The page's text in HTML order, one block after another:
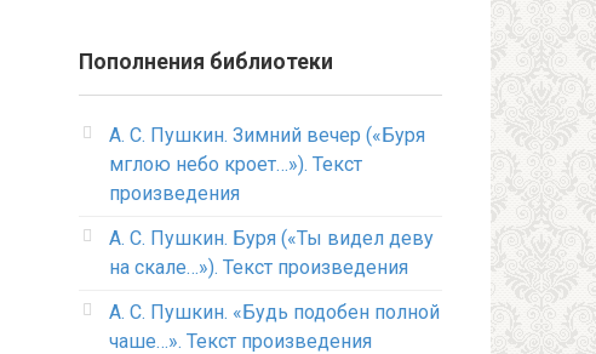
Пополнения библиотеки
А. С. Пушкин. Зимний вечер («Буря
мглою небо кроет…»). Текст
произведения
А. С. Пушкин. Буря («Ты видел деву
на скале…»). Текст произведения
А. С. Пушкин. «Будь подобен полной
чаше…». Текст произведения